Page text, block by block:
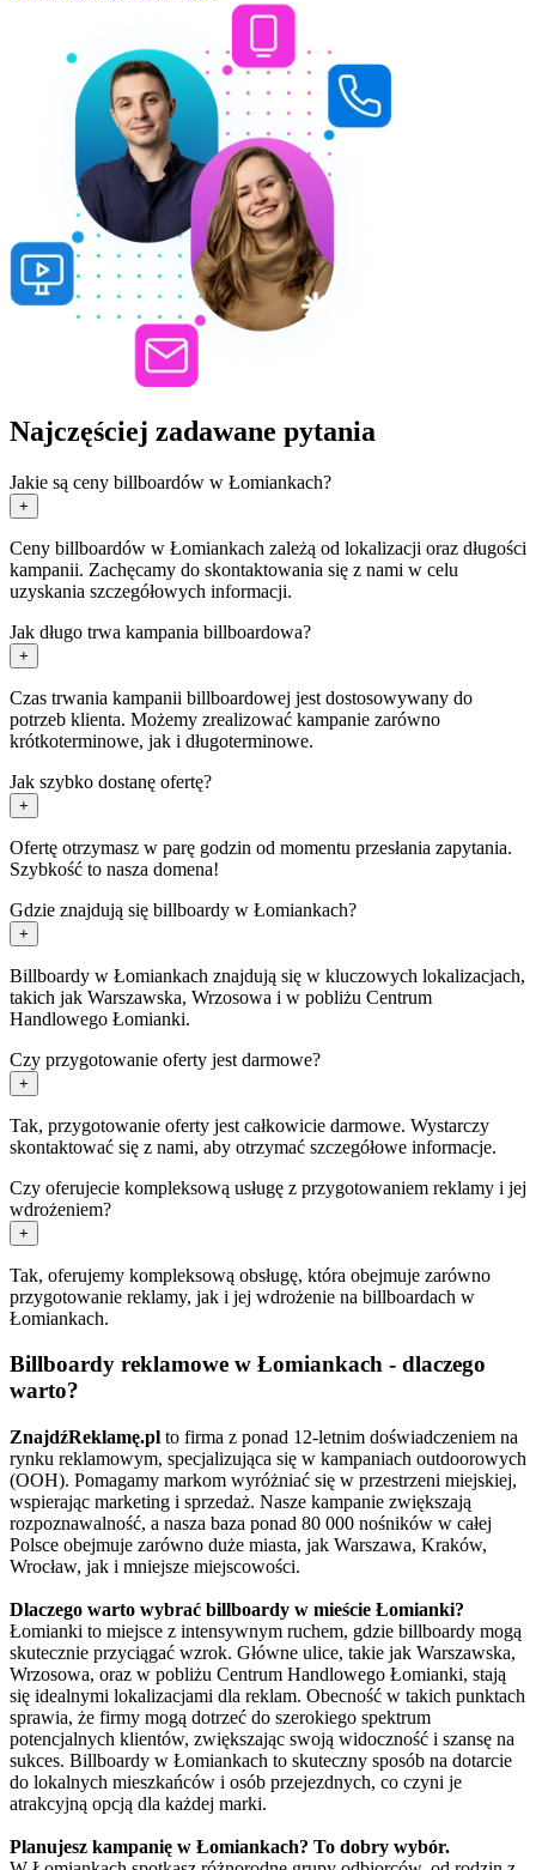
Najczęściej zadawane pytania
Jakie są ceny billboardów w Łomiankach?
+
Ceny billboardów w Łomiankach zależą od lokalizacji oraz długości
kampanii. Zachęcamy do skontaktowania się z nami w celu
uzyskania szczegółowych informacji.
Jak długo trwa kampania billboardowa?
+
Czas trwania kampanii billboardowej jest dostosowywany do
potrzeb klienta. Możemy zrealizować kampanie zarówno
krótkoterminowe, jak i długoterminowe.
Jak szybko dostanę ofertę?
+
Ofertę otrzymasz w parę godzin od momentu przesłania zapytania.
Szybkość to nasza domena!
Gdzie znajdują się billboardy w Łomiankach?
+
Billboardy w Łomiankach znajdują się w kluczowych lokalizacjach,
takich jak Warszawska, Wrzosowa i w pobliżu Centrum
Handlowego Łomianki.
Czy przygotowanie oferty jest darmowe?
+
Tak, przygotowanie oferty jest całkowicie darmowe. Wystarczy
skontaktować się z nami, aby otrzymać szczegółowe informacje.
Czy oferujecie kompleksową usługę z przygotowaniem reklamy i jej
wdrożeniem?
+
Tak, oferujemy kompleksową obsługę, która obejmuje zarówno
przygotowanie reklamy, jak i jej wdrożenie na billboardach w
Łomiankach.
Billboardy reklamowe w Łomiankach - dlaczego
warto?
ZnajdźReklamę.pl to firma z ponad 12-letnim doświadczeniem na
rynku reklamowym, specjalizująca się w kampaniach outdoorowych
(OOH). Pomagamy markom wyróżniać się w przestrzeni miejskiej,
wspierając marketing i sprzedaż. Nasze kampanie zwiększają
rozpoznawalność, a nasza baza ponad 80 000 nośników w całej
Polsce obejmuje zarówno duże miasta, jak Warszawa, Kraków,
Wrocław, jak i mniejsze miejscowości.
Dlaczego warto wybrać billboardy w mieście Łomianki?
Łomianki to miejsce z intensywnym ruchem, gdzie billboardy mogą
skutecznie przyciągać wzrok. Główne ulice, takie jak Warszawska,
Wrzosowa, oraz w pobliżu Centrum Handlowego Łomianki, stają
się idealnymi lokalizacjami dla reklam. Obecność w takich punktach
sprawia, że firmy mogą dotrzeć do szerokiego spektrum
potencjalnych klientów, zwiększając swoją widoczność i szansę na
sukces. Billboardy w Łomiankach to skuteczny sposób na dotarcie
do lokalnych mieszkańców i osób przejezdnych, co czyni je
atrakcyjną opcją dla każdej marki.
Planujesz kampanię w Łomiankach? To dobry wybór.